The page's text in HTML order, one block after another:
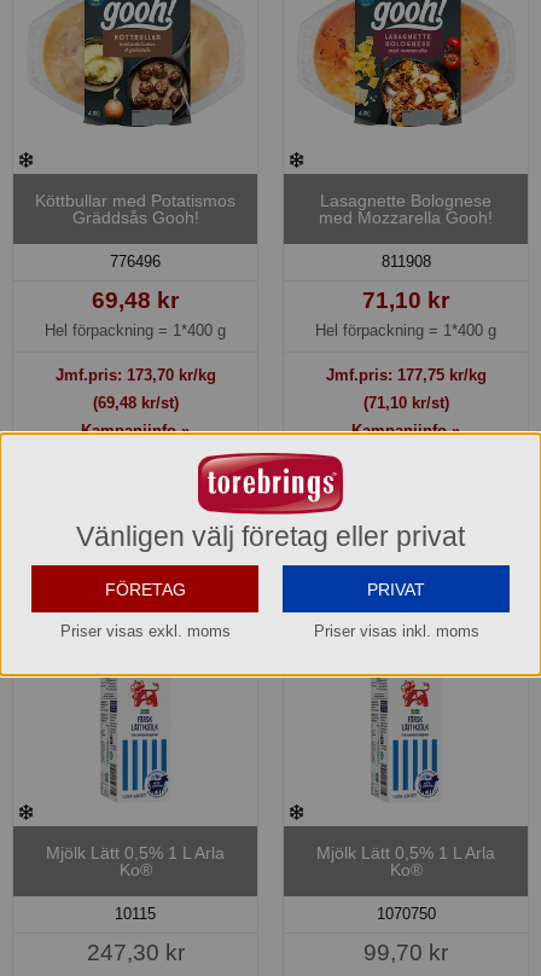
Köttbullar med Potatismos
Gräddsås Gooh!
776496
69,48 kr
Hel förpackning = 1*400 g
Jmf.pris: 173,70kr/kg
(69,48 kr/st)
Kampanjinfo »
Lasagnette Bolognese
med Mozzarella Gooh!
811908
71,10 kr
Hel förpackning = 1*400 g
Jmf.pris: 177,75kr/kg
(71,10 kr/st)
Kampanjinfo »
Mjölk Lätt 0,5% 1 L Arla
Ko®
10115
247,30 kr
Mjölk Lätt 0,5% 1 L Arla
Ko®
1070750
99,70 kr
Vänligen välj företag eller privat
FÖRETAG
Priser visas exkl. moms
PRIVAT
Priser visas inkl. moms